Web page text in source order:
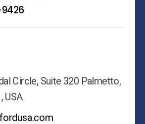
Circle, Suite 320 Palmetto,
USA